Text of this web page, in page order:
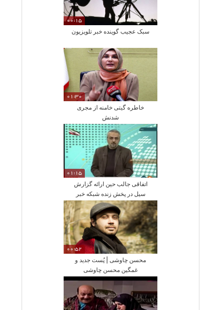
00:15
سبک عجیب گوینده خبر تلویزیون
01:30
خاطره گیتی خامنه از مجری
شدنش
01:15
اتفاقی جالب حین ارائه گزارش
سیل در پخش زنده شبکه خبر
00:52
محسن چاوشی | پُست جدید و
غمگین محسن چاوشی